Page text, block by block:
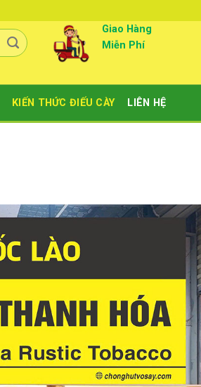
Giao Hàng
Miễn Phí
KIẾN THỨC ĐIẾU CÀY LIÊN HỆ